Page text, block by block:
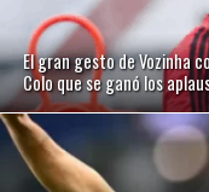
El gran gesto de Vozinha
Colo que se ganó los